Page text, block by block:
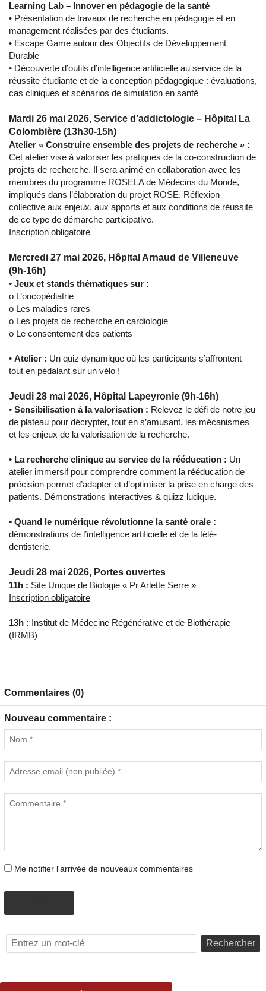
Learning Lab – Innover en pédagogie de la santé
• Présentation de travaux de recherche en pédagogie et en
management réalisées par des étudiants.
• Escape Game autour des Objectifs de Développement
Durable
• Découverte d’outils d’intelligence artificielle au service de la
réussite étudiante et de la conception pédagogique : évaluations,
cas cliniques et scénarios de simulation en santé
Mardi 26 mai 2026, Service d’addictologie – Hôpital La
Colombière (13h30-15h)
Atelier « Construire ensemble des projets de recherche » :
Cet atelier vise à valoriser les pratiques de la co-construction de
projets de recherche. Il sera animé en collaboration avec les
membres du programme ROSELA de Médecins du Monde,
impliqués dans l’élaboration du projet ROSE. Réflexion
collective aux enjeux, aux apports et aux conditions de réussite
de ce type de démarche participative.
Inscription obligatoire
Mercredi 27 mai 2026, Hôpital Arnaud de Villeneuve
(9h-16h)
• Jeux et stands thématiques sur :
o L’oncopédiatrie
o Les maladies rares
o Les projets de recherche en cardiologie
o Le consentement des patients
• Atelier : Un quiz dynamique où les participants s’affrontent
tout en pédalant sur un vélo !
Jeudi 28 mai 2026, Hôpital Lapeyronie (9h-16h)
• Sensibilisation à la valorisation : Relevez le défi de notre jeu
de plateau pour décrypter, tout en s’amusant, les mécanismes
et les enjeux de la valorisation de la recherche.
• La recherche clinique au service de la rééducation : Un
atelier immersif pour comprendre comment la rééducation de
précision permet d’adapter et d’optimiser la prise en charge des
patients. Démonstrations interactives & quizz ludique.
• Quand le numérique révolutionne la santé orale :
démonstrations de l’intelligence artificielle et de la télé-
dentisterie.
Jeudi 28 mai 2026, Portes ouvertes
11h : Site Unique de Biologie « Pr Arlette Serre »
Inscription obligatoire
13h : Institut de Médecine Régénérative et de Biothérapie
(IRMB)
Commentaires (0)
Nouveau commentaire :
Me notifier l'arrivée de nouveaux commentaires
Rechercher